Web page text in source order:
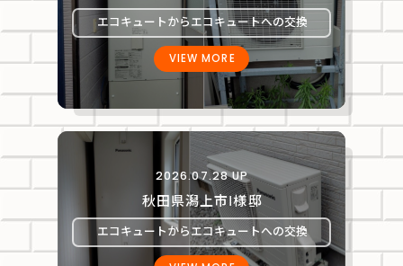
エコキュートからエコキュートへの交換
VIEW MORE
2026.07.28 UP
秋田県潟上市Ⅰ様邸
エコキュートからエコキュートへの交換